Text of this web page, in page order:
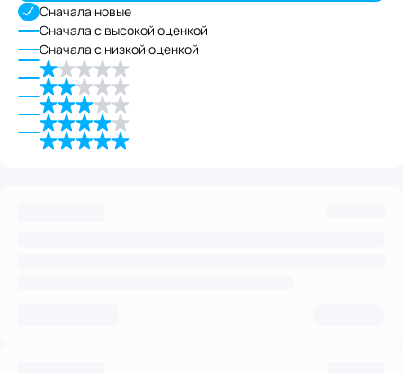
Сначала новые
Сначала с высокой оценкой
Сначала с низкой оценкой